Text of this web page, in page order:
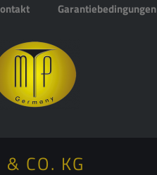
Garantiebedingungen
CO. KG